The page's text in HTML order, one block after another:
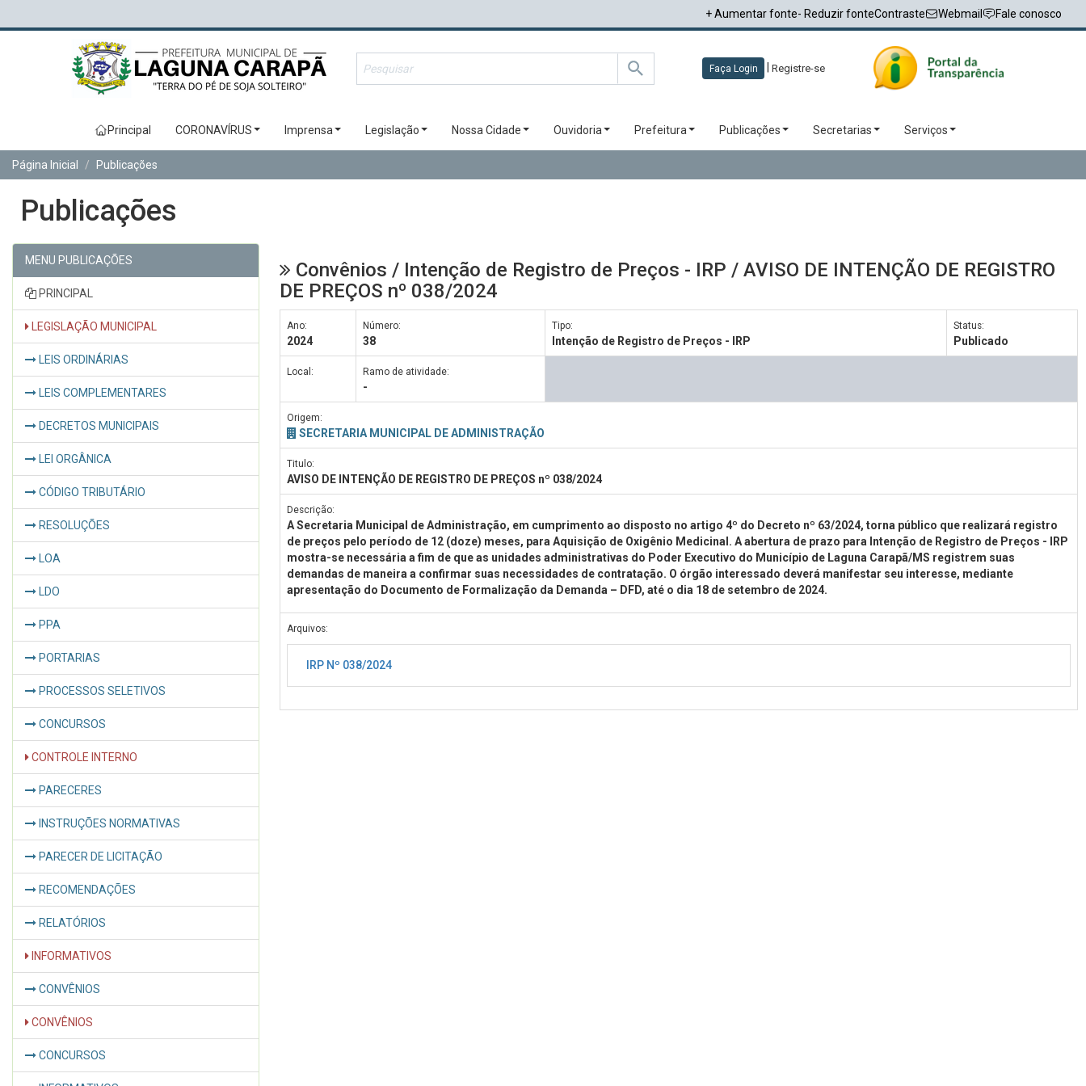
+ Aumentar fonte- Reduzir fonteContraste Webmail Fale conosco
Faça Login Registre-se
Principal CORONAVÍRUS Imprensa Legislação Nossa Cidade Ouvidoria Prefeitura Publicações Secretarias Serviços
Página Inicial Publicações
Publicações
MENU PUBLICAÇÕES
PRINCIPAL
LEGISLAÇÃO MUNICIPAL
LEIS ORDINÁRIAS
LEIS COMPLEMENTARES
DECRETOS MUNICIPAIS
LEI ORGÂNICA
CÓDIGO TRIBUTÁRIO
RESOLUÇÕES
LOA
LDO
PPA
PORTARIAS
PROCESSOS SELETIVOS
CONCURSOS
CONTROLE INTERNO
PARECERES
INSTRUÇÕES NORMATIVAS
PARECER DE LICITAÇÃO
RECOMENDAÇÕES
RELATÓRIOS
INFORMATIVOS
CONVÊNIOS
CONVÊNIOS
CONCURSOS
Convênios / Intenção de Registro de Preços - IRP / AVISO DE INTENÇÃO DE REGISTRO
DE PREÇOS nº 038/2024
Ano:
2024
Número:
38
Tipo:
Intenção de Registro de Preços - IRP
Status:
Publicado
Local: Ramo de atividade:
-
Origem:
SECRETARIA MUNICIPAL DE ADMINISTRAÇÃO
Titulo:
AVISO DE INTENÇÃO DE REGISTRO DE PREÇOS nº 038/2024
Descrição:
A Secretaria Municipal de Administração, em cumprimento ao disposto no artigo 4º do Decreto nº 63/2024, torna público que realizará registro
de preços pelo período de 12 (doze) meses, para Aquisição de Oxigênio Medicinal. A abertura de prazo para Intenção de Registro de Preços - IRP
mostra-se necessária a fim de que as unidades administrativas do Poder Executivo do Município de Laguna Carapã/MS registrem suas
demandas de maneira a confirmar suas necessidades de contratação. O órgão interessado deverá manifestar seu interesse, mediante
apresentação do Documento de Formalização da Demanda – DFD, até o dia 18 de setembro de 2024.
Arquivos:
IRP Nº 038/2024